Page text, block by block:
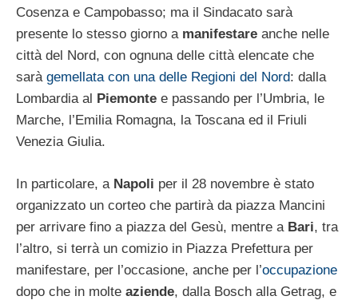
Cosenza e Campobasso; ma il Sindacato sarà
presente lo stesso giorno a manifestare anche nelle
città del Nord, con ognuna delle città elencate che
sarà gemellata con una delle Regioni del Nord: dalla
Lombardia al Piemonte e passando per l’Umbria, le
Marche, l’Emilia Romagna, la Toscana ed il Friuli
Venezia Giulia.
In particolare, a Napoli per il 28 novembre è stato
organizzato un corteo che partirà da piazza Mancini
per arrivare fino a piazza del Gesù, mentre a Bari, tra
l’altro, si terrà un comizio in Piazza Prefettura per
manifestare, per l’occasione, anche per l’occupazione
dopo che in molte aziende, dalla Bosch alla Getrag, e